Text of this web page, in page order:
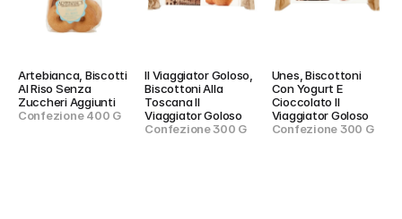
Artebianca, Biscotti
Al Riso Senza
Zuccheri Aggiunti
Confezione 400 G
Il Viaggiator Goloso,
Biscottoni Alla
Toscana Il
Viaggiator Goloso
Confezione 300 G
Unes, Biscottoni
Con Yogurt E
Cioccolato Il
Viaggiator Goloso
Confezione 300 G